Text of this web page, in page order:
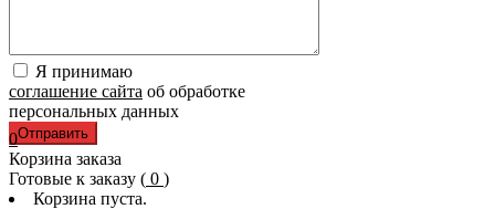
Я принимаю
соглашение сайта об обработке
персональных данных
0
Корзина заказа
Готовые к заказу ( 0 )
Корзина пуста.